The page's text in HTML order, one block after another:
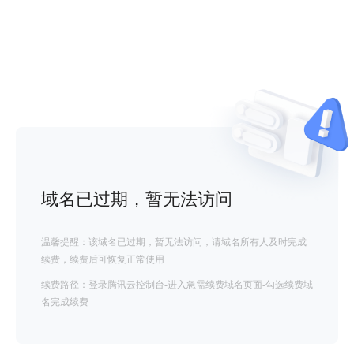
域名已过期，暂无法访问
温馨提醒：该域名已过期，暂无法访问，请域名所有人及时完成
续费，续费后可恢复正常使用
续费路径：登录腾讯云控制台-进入急需续费域名页面-勾选续费域
名完成续费